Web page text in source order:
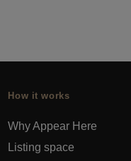
How it works
Why Appear Here
Listing space